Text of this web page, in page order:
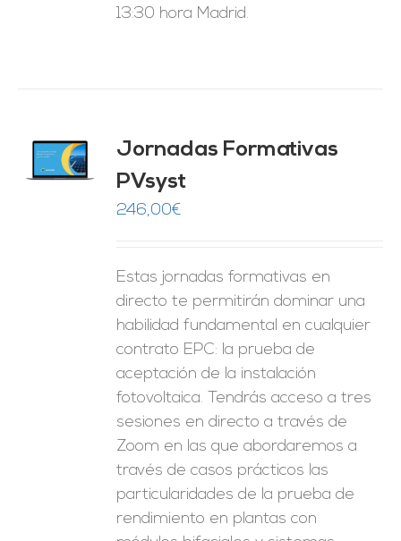
13:30 hora Madrid.
Jornadas Formativas
PVsyst
246,00€
Estas jornadas formativas en
directo te permitirán dominar una
habilidad fundamental en cualquier
contrato EPC: la prueba de
aceptación de la instalación
fotovoltaica. Tendrás acceso a tres
sesiones en directo a través de
Zoom en las que abordaremos a
través de casos prácticos las
particularidades de la prueba de
rendimiento en plantas con